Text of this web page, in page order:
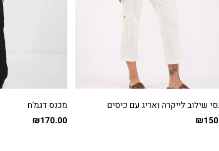
שילוב לייקרה ואריג עם כיסים
₪
מכנס דגמ’ח
₪170.00